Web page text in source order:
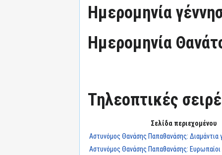
Ημερομηνία
Ημερομηνία
Τηλεοπτικές
Σελίδα περιεχομένου
Αστυνόμος Θανάσης Παπαθανάσης: Διαμάντια
Αστυνόμος Θανάσης Παπαθανάσης: Ευρωπαίοι